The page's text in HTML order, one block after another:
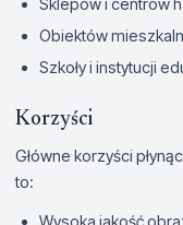
Sklepów i centrów
Obiektów
Szkoły i instytucji
Korzyści
Główne korzyści
to: